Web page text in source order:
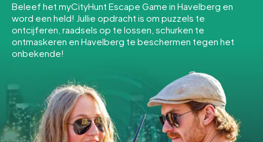
Tours
Teamevenement
INT AT CH
DE
ES
FR UK
IE
IT
NL
Beleef het myCityHunt Escape Game in Havelberg en
word een held! Jullie opdracht is om puzzels te
ontcijferen, raadsels op te lossen, schurken te
ontmaskeren en Havelberg te beschermen tegen het
onbekende!